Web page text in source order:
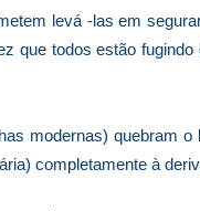
levá -las em
que todos estão
modernas) quebram
completamente à